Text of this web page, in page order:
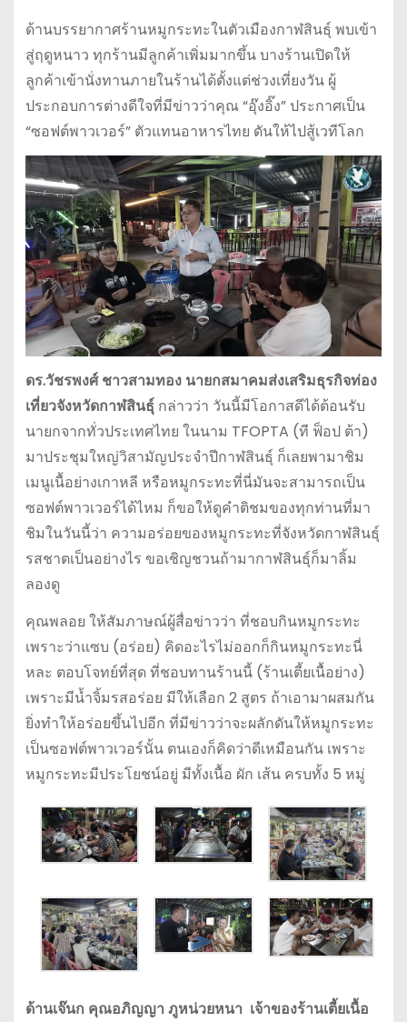
ด้านบรรยากาศร้านหมูกระทะในตัวเมืองกาฬสินธุ์ พบเข้า
สู่ฤดูหนาว ทุกร้านมีลูกค้าเพิ่มมากขึ้น บางร้านเปิดให้
ลูกค้าเข้านั่งทานภายในร้านได้ตั้งแต่ช่วงเที่ยงวัน ผู้
ประกอบการต่างดีใจที่มีข่าวว่าคุณ “อุ๊งอิ๊ง” ประกาศเป็น
“ซอฟต์พาวเวอร์” ตัวแทนอาหารไทย ดันให้ไปสู้เวทีโลก
ดร.วัชรพงศ์ ชาวสามทอง นายกสมาคมส่งเสริมธุรกิจท่อง
เที่ยวจังหวัดกาฬสินธุ์กล่าวว่า วันนี้มีโอกาสดีได้ต้อนรับ
นายกจากทั่วประเทศไทย ในนาม TFOPTA (ที ฟ็อป ต้า)
มาประชุมใหญ่วิสามัญประจำปีกาฬสินธุ์ ก็เลยพามาชิม
เมนูเนื้อย่างเกาหลี หรือหมูกระทะที่นี่มันจะสามารถเป็น
ซอฟต์พาวเวอร์ได้ไหม ก็ขอให้ดูคำติชมของทุกท่านที่มา
ชิมในวันนี้ว่า ความอร่อยของหมูกระทะที่จังหวัดกาฬสินธุ์
รสชาตเป็นอย่างไร ขอเชิญชวนถ้ามากาฬสินธุ์ก็มาลิ้ม
ลองดู
คุณพลอย ให้สัมภาษณ์ผู้สื่อข่าวว่า ที่ชอบกินหมูกระทะ
เพราะว่าแซบ (อร่อย) คิดอะไรไม่ออกก็กินหมูกระทะนี่
หละ ตอบโจทย์ที่สุด ที่ชอบทานร้านนี้ (ร้านเตี้ยเนื้อย่าง)
เพราะมีน้ำจิ้มรสอร่อย มีให้เลือก 2 สูตร ถ้าเอามาผสมกัน
ยิ่งทำให้อร่อยขึ้นไปอีก ที่มีข่าวว่าจะผลักดันให้หมูกระทะ
เป็นซอฟต์พาวเวอร์นั้น ตนเองก็คิดว่าดีเหมือนกัน เพราะ
หมูกระทะมีประโยชน์อยู่ มีทั้งเนื้อ ผัก เส้น ครบทั้ง 5 หมู่
ด้านเจ๊นก คุณอภิญญา ภูหน่วยหนา เจ้าของร้านเตี้ยเนื้อ